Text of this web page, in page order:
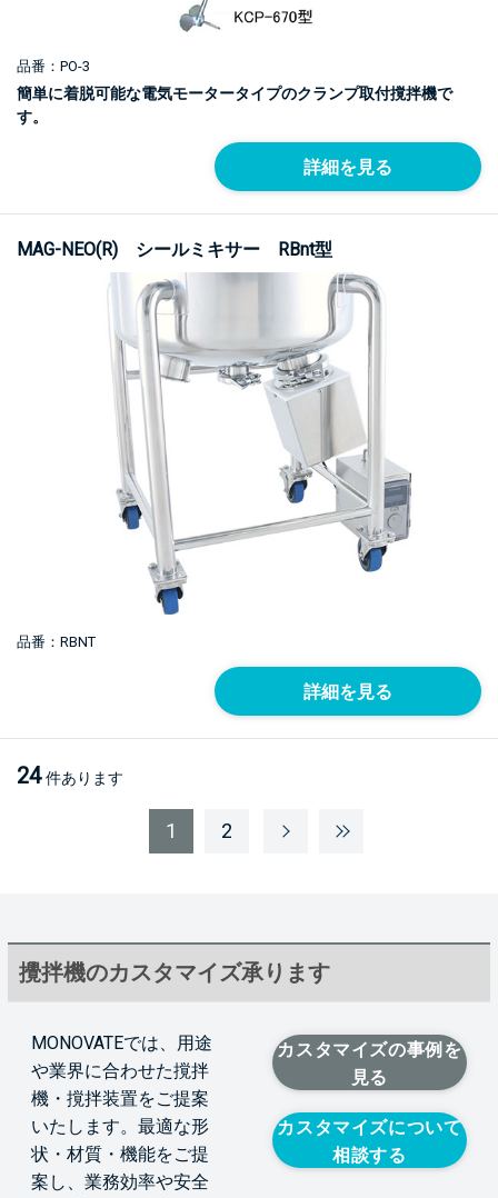
品番：PO-3
簡単に着脱可能な電気モータータイプのクランプ取付撹拌機で
す。
詳細を見る
MAG-NEO(R) シールミキサー RBnt型
品番：RBNT
詳細を見る
24 件あります
1 2
攪拌機のカスタマイズ承ります
MONOVATEでは、用途
や業界に合わせた撹拌
機・撹拌装置をご提案
いたします。最適な形
状・材質・機能をご提
案し、業務効率や安全
カスタマイズの事例を
見る
カスタマイズについて
相談する